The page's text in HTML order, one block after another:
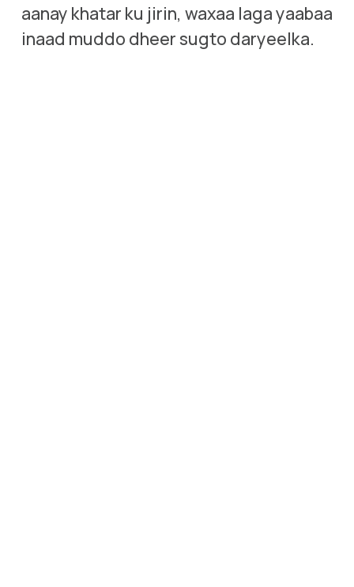
aanay khatar ku jirin, waxaa laga yaabaa
inaad muddo dheer sugto daryeelka.